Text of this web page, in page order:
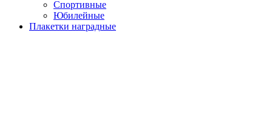
Спортивные
Юбилейные
Плакетки наградные